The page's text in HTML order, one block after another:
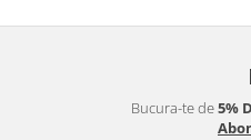
Bucura-te de5%